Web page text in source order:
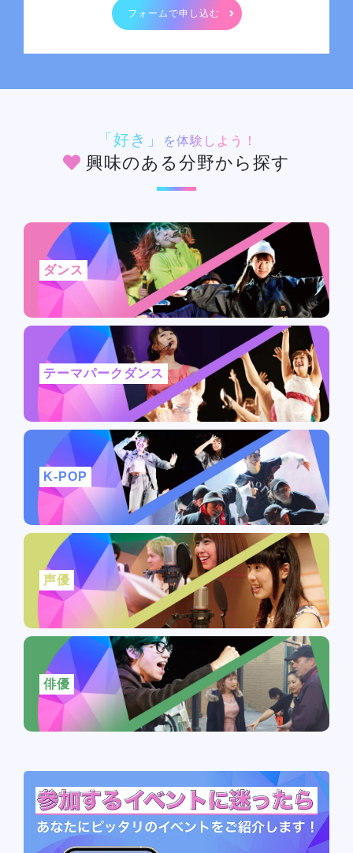
フォームで申し込む
「好き」 を体験しよう！
興味のある分野から探す
ダンス
テーマパークダンス
K-POP
声優
俳優